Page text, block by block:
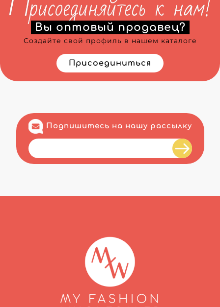
Вы оптовый продавец?
Создайте свой профиль в нашем каталоге
Присоединиться
Подпишитесь на нашу рассылку